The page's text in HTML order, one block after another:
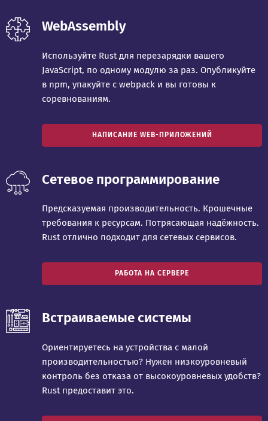
WebAssembly
Используйте Rust для перезарядки вашего
JavaScript, по одному модулю за раз. Опубликуйте
в npm, упакуйте с webpack и вы готовы к
соревнованиям.
НАПИСАНИЕ WEB-ПРИЛОЖЕНИЙ
Сетевое программирование
Предсказуемая производительность. Крошечные
требования к ресурсам. Потрясающая надёжность.
Rust отлично подходит для сетевых сервисов.
РАБОТА НА СЕРВЕРЕ
Встраиваемые системы
Ориентируетесь на устройства с малой
производительностью? Нужен низкоуровневый
контроль без отказа от высокоуровневых удобств?
Rust предоставит это.